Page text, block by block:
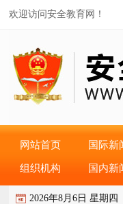
欢迎访问安全教育网！
网站首页 国际新
组织机构 国内新
2026年8月6日 星期四